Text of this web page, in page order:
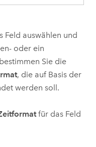
Feld auswählen und
oder ein
Sie die
, die auf Basis der
werden soll.
für das Feld